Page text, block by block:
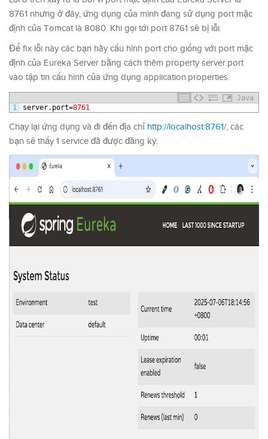
8761 nhưng ở đây, ứng dụng của mình đang sử dụng port mặc
định của Tomcat là 8080. Khi gọi tới port 8761 sẽ bị lỗi.
Để fix lỗi này các bạn hãy cấu hình port cho giống với port mặc
định của Eureka Server bằng cách thêm property server.port
vào tập tin cấu hình của ứng dụng application.properties.
Java
1
server. port=8761
Chạy lại ứng dụng và đi đến địa chỉ http://localhost:8761/, các
bạn sẽ thấy 1 service đã được đăng ký: